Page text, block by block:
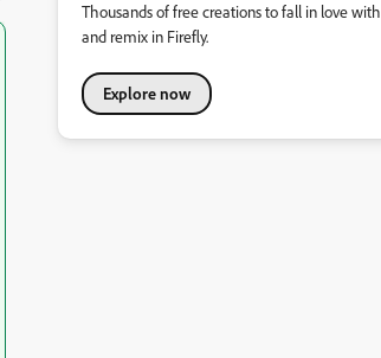
Thousands of free creations to fall in love with
and remix in Firefly.
Explore now